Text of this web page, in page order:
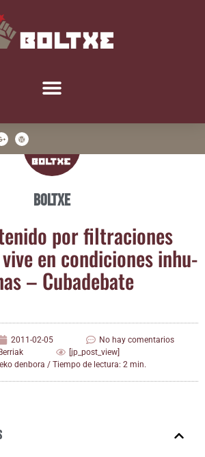
Boltxe
por fil­tra­cio­nes
en con­di­cio­nes inhu­
– Cubadebate
2011-02-05
No hay comentarios
Berriak
[jp_post_view]
denbora / Tiempo de lectura: 2 min.